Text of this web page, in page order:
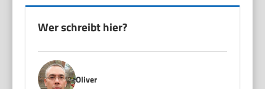
Wer schreibt hier?
Oliver